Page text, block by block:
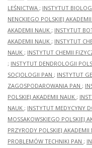
LEŚNICTWA ; INSTYTUT
NENCKIEGO POLSKIEJ
AKADEMII NAUK ; INSTYTUT
AKADEMII NAUK ; INSTYTUT
NAUK ; INSTYTUT CHEMII
; INSTYTUT DENDROLOGII
SOCJOLOGII PAN ; INSTYTUT
ZAGOSPODAROWANIA PAN ;
POLSKIEJ AKADEMII NAUK ;
NAUK ; INSTYTUT MEDYCYNY
MOSSAKOWSKIEGO POLSKIEJ
PRZYRODY POLSKIEJ AKADEMII
PROBLEMÓW TECHNIKI PAN ;